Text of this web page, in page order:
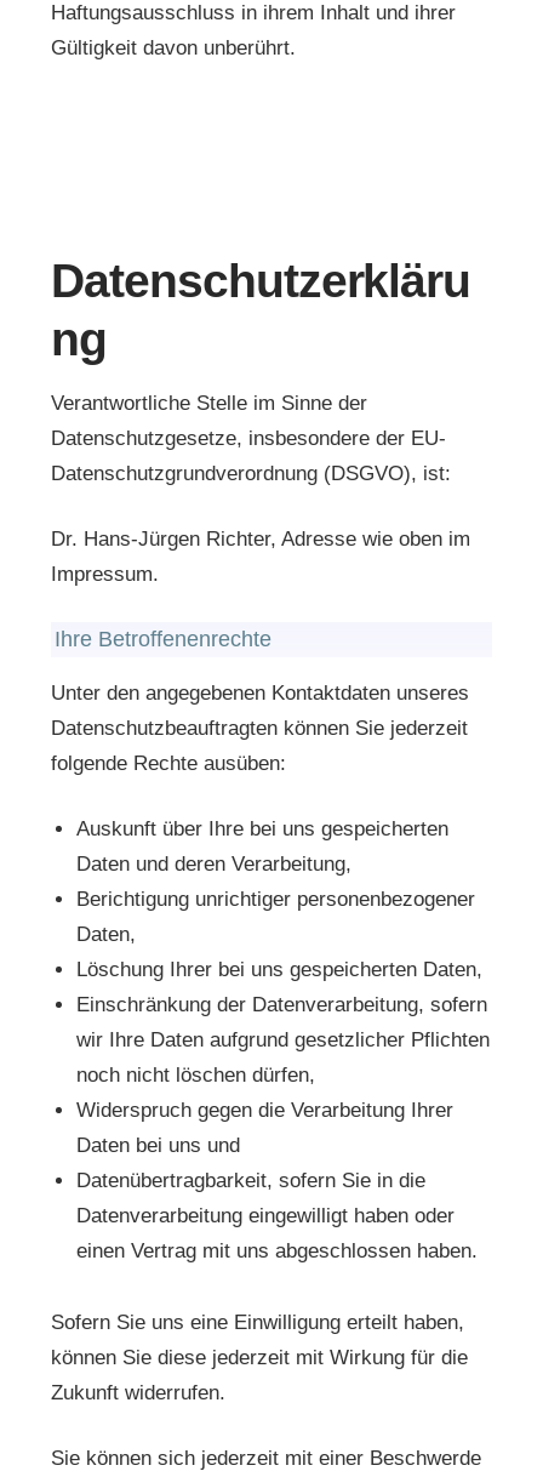
Haftungsausschluss in ihrem Inhalt und ihrer
Gültigkeit davon unberührt.
Datenschutzerkläru
ng
Verantwortliche Stelle im Sinne der
Datenschutzgesetze, insbesondere der EU-
Datenschutzgrundverordnung (DSGVO), ist:
Dr. Hans-Jürgen Richter, Adresse wie oben im
Impressum.
Ihre Betroffenenrechte
Unter den angegebenen Kontaktdaten unseres
Datenschutzbeauftragten können Sie jederzeit
folgende Rechte ausüben:
Auskunft über Ihre bei uns gespeicherten
Daten und deren Verarbeitung,
Berichtigung unrichtiger personenbezogener
Daten,
Löschung Ihrer bei uns gespeicherten Daten,
Einschränkung der Datenverarbeitung, sofern
wir Ihre Daten aufgrund gesetzlicher Pflichten
noch nicht löschen dürfen,
Widerspruch gegen die Verarbeitung Ihrer
Daten bei uns und
Datenübertragbarkeit, sofern Sie in die
Datenverarbeitung eingewilligt haben oder
einen Vertrag mit uns abgeschlossen haben.
Sofern Sie uns eine Einwilligung erteilt haben,
können Sie diese jederzeit mit Wirkung für die
Zukunft widerrufen.
Sie können sich jederzeit mit einer Beschwerde